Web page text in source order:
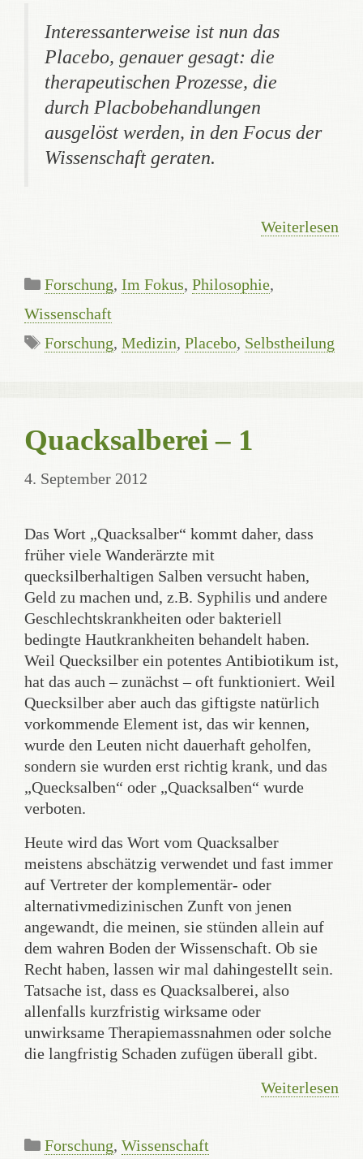
Interessanterweise ist nun das
Placebo, genauer gesagt: die
therapeutischen Prozesse, die
durch Placbobehandlungen
ausgelöst werden, in den Focus der
Wissenschaft geraten.
Weiterlesen
Kategorien
Forschung, Im Fokus, Philosophie,
Wissenschaft
Schlagwörter
Forschung, Medizin, Placebo, Selbstheilung
Quacksalberei – 1
4. September 2012
Das Wort „Quacksalber“ kommt daher, dass
früher viele Wanderärzte mit
quecksilberhaltigen Salben versucht haben,
Geld zu machen und, z.B. Syphilis und andere
Geschlechtskrankheiten oder bakteriell
bedingte Hautkrankheiten behandelt haben.
Weil Quecksilber ein potentes Antibiotikum ist,
hat das auch – zunächst – oft funktioniert. Weil
Quecksilber aber auch das giftigste natürlich
vorkommende Element ist, das wir kennen,
wurde den Leuten nicht dauerhaft geholfen,
sondern sie wurden erst richtig krank, und das
„Quecksalben“ oder „Quacksalben“ wurde
verboten.
Heute wird das Wort vom Quacksalber
meistens abschätzig verwendet und fast immer
auf Vertreter der komplementär- oder
alternativmedizinischen Zunft von jenen
angewandt, die meinen, sie stünden allein auf
dem wahren Boden der Wissenschaft. Ob sie
Recht haben, lassen wir mal dahingestellt sein.
Tatsache ist, dass es Quacksalberei, also
allenfalls kurzfristig wirksame oder
unwirksame Therapiemassnahmen oder solche
die langfristig Schaden zufügen überall gibt.
Weiterlesen
Kategorien
Forschung, Wissenschaft